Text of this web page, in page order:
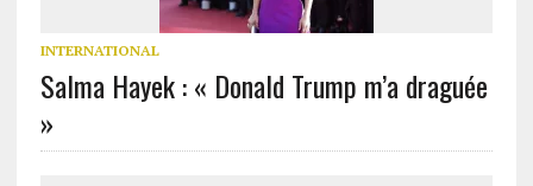
INTERNATIONAL
Salma Hayek : « Donald Trump m’a draguée
»